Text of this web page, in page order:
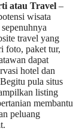
atau Travel –
wisata
travel yang
foto, paket tur,
dapat
hotel dan
pula situs
listing
membantu
peluang